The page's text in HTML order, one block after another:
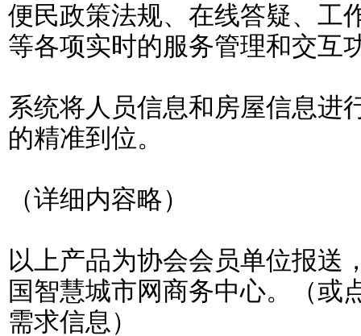
便民政策法规、在线答疑、工
等各项实时的服务管理和交互
系统将人员信息和房屋信息进
的精准到位。
（详细内容略）
以上产品为协会会员单位报送
国智慧城市网商务中心。（或
需求信息）